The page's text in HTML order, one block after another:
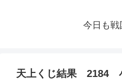
今日も戦
天上くじ結果 2184